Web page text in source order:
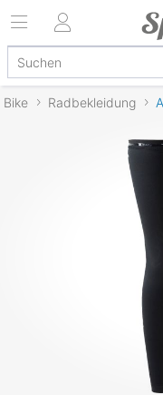
Bike Radbekleidung